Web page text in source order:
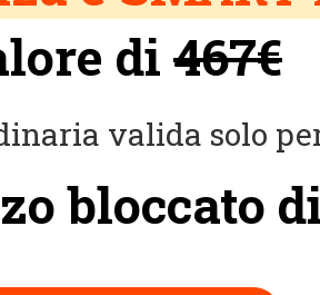
di 467€
valida solo
bloccato